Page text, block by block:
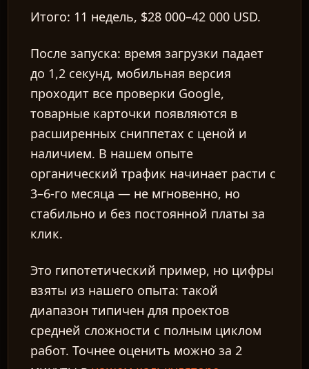
Итого: 11 недель, $28 000–42 000 USD.
После запуска: время загрузки падает
до 1,2 секунд, мобильная версия
проходит все проверки Google,
товарные карточки появляются в
расширенных сниппетах с ценой и
наличием. В нашем опыте
органический трафик начинает расти с
3–6-го месяца — не мгновенно, но
стабильно и без постоянной платы за
клик.
Это гипотетический пример, но цифры
взяты из нашего опыта: такой
диапазон типичен для проектов
средней сложности с полным циклом
работ. Точнее оценить можно за 2